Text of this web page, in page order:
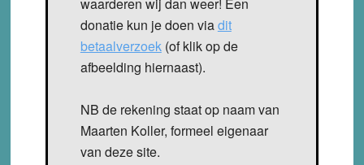
donatie kun je doen viadit
betaalverzoek(of klik op de
afbeelding hiernaast).
NB de rekening staat op naam van
Maarten Koller, formeel eigenaar
van deze site.